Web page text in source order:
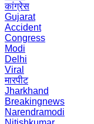
कांग्रेस
Gujarat
Accident
Congress
Modi
Delhi
Viral
मारपीट
Jharkhand
Breakingnews
Narendramodi